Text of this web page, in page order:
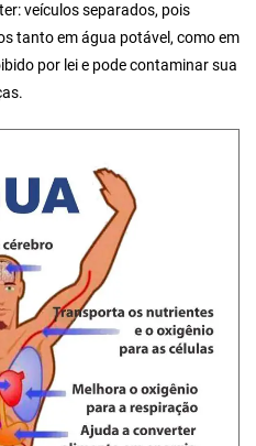
veículos separados, pois
tanto em água potável, como em
por lei e pode contaminar sua